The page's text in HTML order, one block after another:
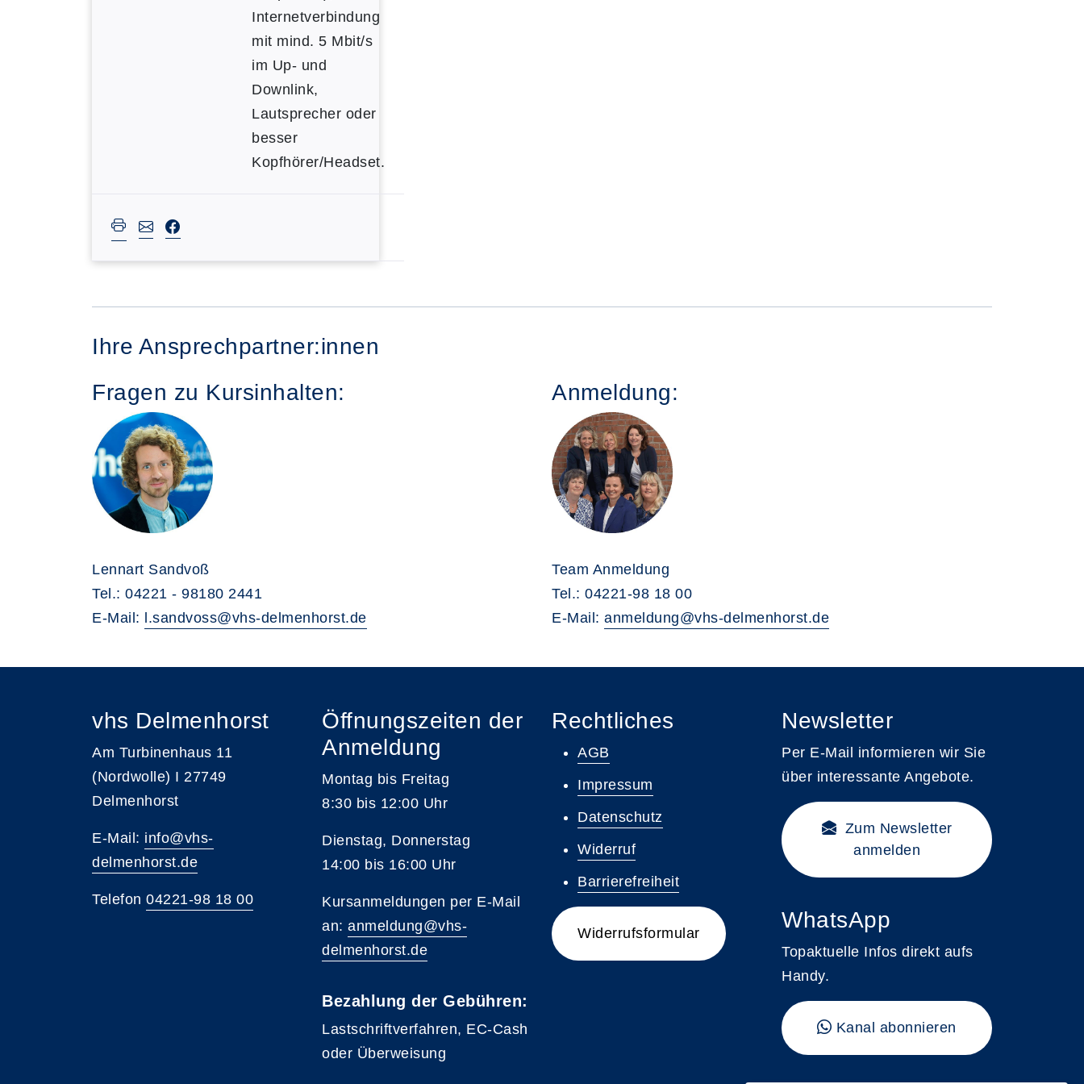
Internetverbindung
mit mind. 5 Mbit/s
im Up- und
Downlink,
Lautsprecher oder
besser
Kopfhörer/Headset.
Ihre Ansprechpartner:innen
Fragen zu Kursinhalten:
Lennart Sandvoß
Tel.: 04221 - 98180 2441
E-Mail:
l.sandvoss@vhs-delmenhorst.de
Anmeldung:
Team Anmeldung
Tel.: 04221-98 18 00
E-Mail: anmeldung@vhs-delmenhorst.de
vhs Delmenhorst
Am Turbinenhaus 11
(Nordwolle) I 27749
Delmenhorst
E-Mail: info@vhs-
delmenhorst.de
Telefon 04221-98 18 00
Öffnungszeiten der
Anmeldung
Montag bis Freitag
8:30 bis 12:00 Uhr
Dienstag, Donnerstag
14:00 bis 16:00 Uhr
Kursanmeldungen per E-Mail
an: anmeldung@vhs-
delmenhorst.de
Bezahlung der Gebühren:
Lastschriftverfahren, EC-Cash
oder Überweisung
Rechtliches
AGB
Impressum
Datenschutz
Widerruf
Barrierefreiheit
Widerrufsformular
Newsletter
Per E-Mail informieren wir Sie
über interessante Angebote.
Zum Newsletter
anmelden
WhatsApp
Topaktuelle Infos direkt aufs
Handy.
Kanal abonnieren